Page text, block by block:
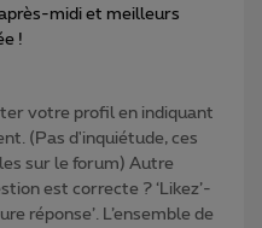
midi et meilleurs
!
votre profil en indiquant
(Pas d'inquiétude, ces
sur le forum) Autre
est correcte ? ‘Likez’-
réponse’. L’ensemble de